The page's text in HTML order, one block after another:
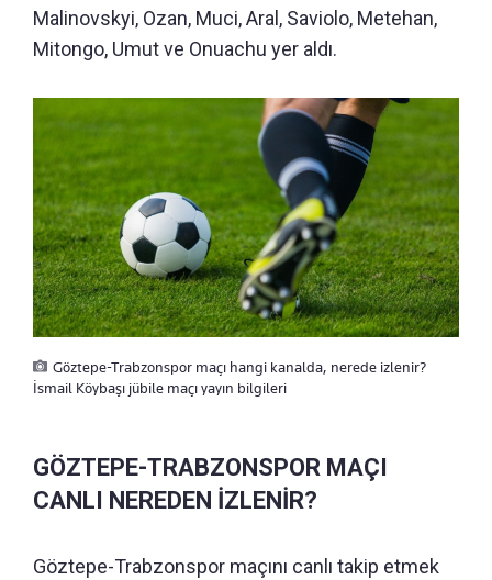
Malinovskyi, Ozan, Muci, Aral, Saviolo, Metehan,
Mitongo, Umut ve Onuachu yer aldı.
Göztepe-Trabzonspor maçı hangi kanalda, nerede izlenir?
İsmail Köybaşı jübile maçı yayın bilgileri
GÖZTEPE-TRABZONSPOR MAÇI
CANLI NEREDEN İZLENİR?
Göztepe-Trabzonspor maçını canlı takip etmek